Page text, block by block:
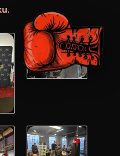
.